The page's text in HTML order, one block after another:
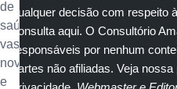
qualquer decisão com respeito
consulta aqui. O Consultório
responsáveis por nenhum
partes não afiliadas. Veja nossa
de
saúde
vascular,
novidades
e